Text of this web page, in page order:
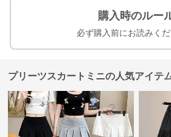
購入時のルー
必ず購入前にお読みくだ
プリーツスカートミニの人気アイテ